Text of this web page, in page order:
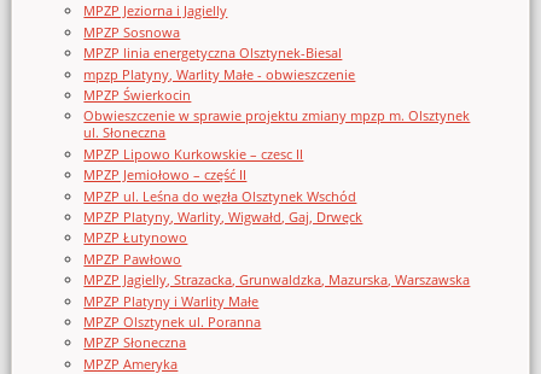
MPZP Jeziorna i Jagielly
MPZP Sosnowa
MPZP linia energetyczna Olsztynek-Biesal
mpzp Platyny, Warlity Małe - obwieszczenie
MPZP Świerkocin
Obwieszczenie w sprawie projektu zmiany mpzp m. Olsztynek
ul. Słoneczna
MPZP Lipowo Kurkowskie – czesc II
MPZP Jemiołowo – część II
MPZP ul. Leśna do węzła Olsztynek Wschód
MPZP Platyny, Warlity, Wigwałd, Gaj, Drwęck
MPZP Łutynowo
MPZP Pawłowo
MPZP Jagielly, Strazacka, Grunwaldzka, Mazurska, Warszawska
MPZP Platyny i Warlity Małe
MPZP Olsztynek ul. Poranna
MPZP Słoneczna
MPZP Ameryka